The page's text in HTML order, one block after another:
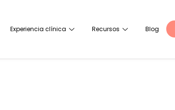
Experiencia clínica Recursos Blog